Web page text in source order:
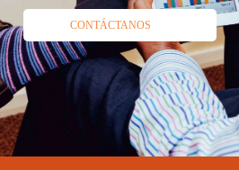
CONTÁCTANOS